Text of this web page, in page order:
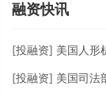
融资快讯
[投融资] 美国人形
[投融资] 美国司法